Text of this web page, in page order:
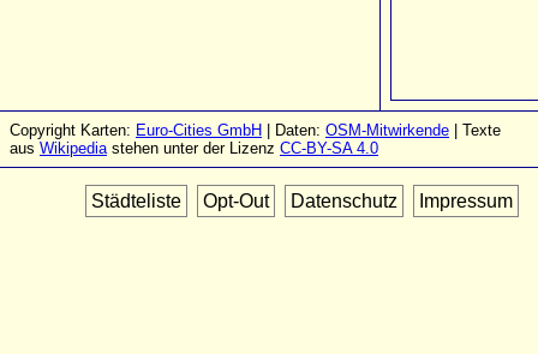
Copyright Karten: Euro-Cities GmbH | Daten: OSM-Mitwirkende | Texte
aus Wikipediastehen unter der Lizenz CC-BY-SA 4.0
Städteliste Opt-Out Datenschutz Impressum